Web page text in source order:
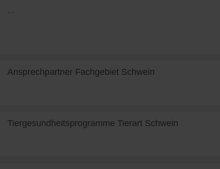
…
Ansprechpartner Fachgebiet Schwein
Tiergesundheitsprogramme Tierart Schwein